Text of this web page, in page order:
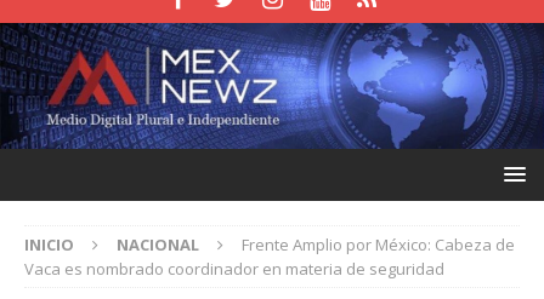
INICIO NACIONAL
Frente Amplio por México: Cabeza de
Vaca es nombrado coordinador en materia de seguridad